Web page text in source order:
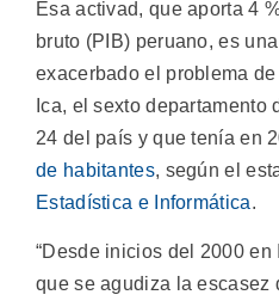
Esa activad, que aporta 4
bruto (PIB) peruano, es
exacerbado el problema
Ica, el sexto departamento
24 del país y que tenía en
de habitantes, según el
Estadística e Informática.
“Desde inicios del 2000
que se agudiza la escasez